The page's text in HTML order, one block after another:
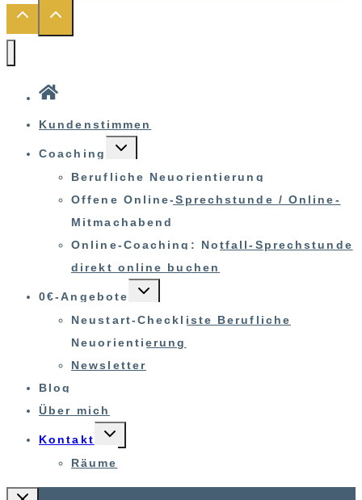
Kundenstimmen
Coaching
UNTERMENÜ
UMSCHALTEN
Berufliche Neuorientierung
Offene Online-Sprechstunde / Online-
Mitmachabend
Online-Coaching: Notfall-Sprechstunde
direkt online buchen
0€-Angebote
UNTERMENÜ
UMSCHALTEN
Neustart-Checkliste Berufliche
Neuorientierung
Newsletter
Blog
Über mich
Kontakt
UNTERMENÜ
UMSCHALTEN
Räume